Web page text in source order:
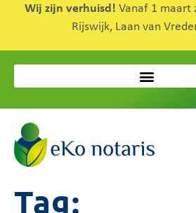
Wij zijn verhuisd! Vanaf 1 maart
Rijswijk, Laan van
Tag: